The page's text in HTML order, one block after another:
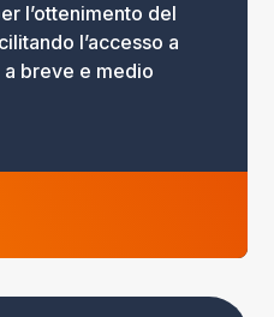
l’ottenimento del
l’accesso a
breve e medio